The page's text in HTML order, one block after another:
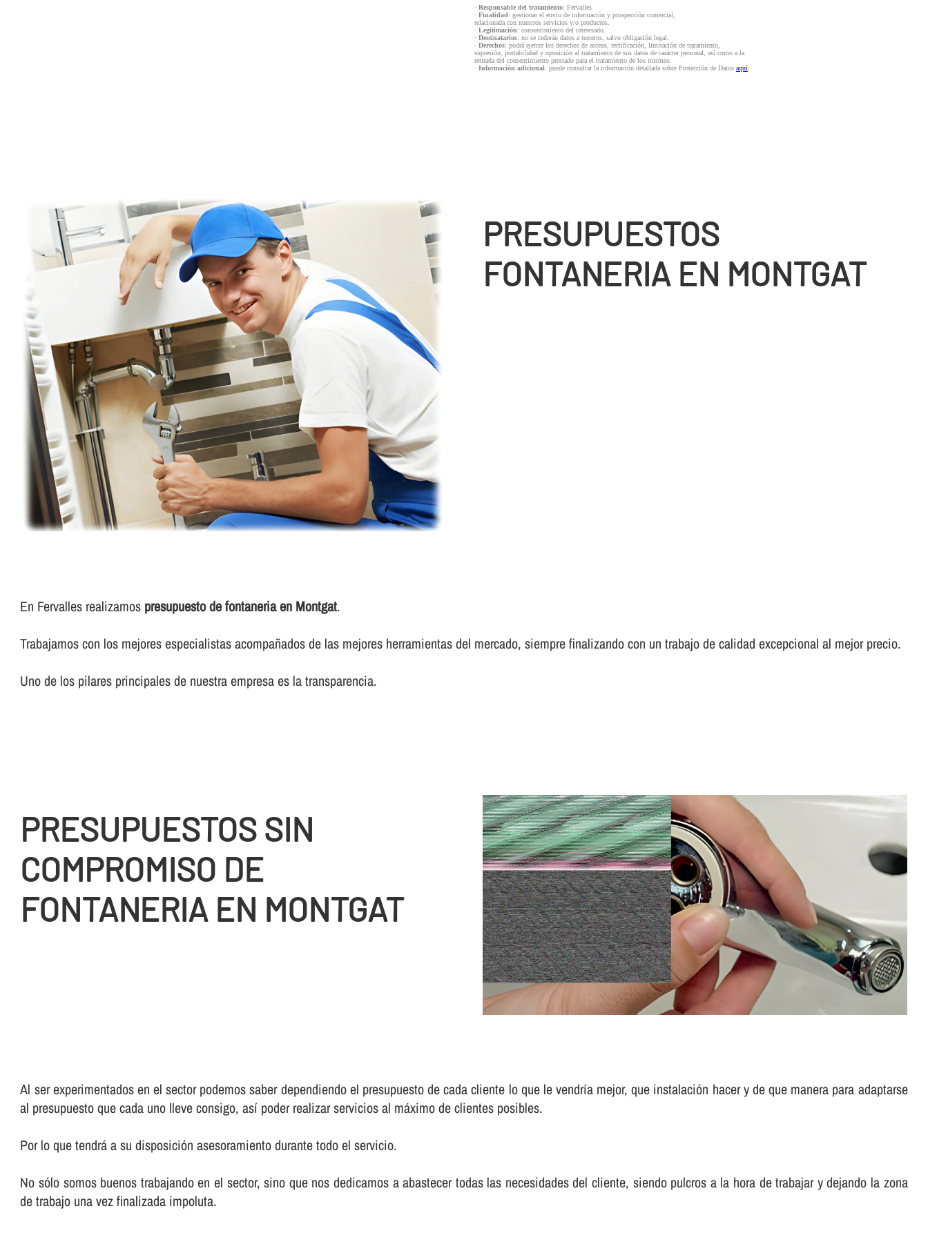
· Responsable del tratamiento: Fervalles
· Finalidad: gestionar el envío de información y prospección comercial,
relacionada con nuestros servicios y/o productos.
· Legitimación: consentimiento del interesado.
· Destinatarios: no se cederán datos a terceros, salvo obligación legal.
· Derechos: podrá ejercer los derechos de acceso, rectificación, limitación de tratamiento,
supresión, portabilidad y oposición al tratamiento de sus datos de carácter personal, así como a la
retirada del consentimiento prestado para el tratamiento de los mismos.
· Información adicional: puede consultar la información detallada sobre Protección de Datos aquí.
PRESUPUESTOS
FONTANERIA EN MONTGAT
En Fervalles realizamos presupuesto de fontaneria en Montgat.
Trabajamos con los mejores especialistas acompañados de las mejores herramientas del mercado, siempre finalizando con un trabajo de calidad excepcional al mejor precio.
Uno de los pilares principales de nuestra empresa es la transparencia.
PRESUPUESTOS SIN
COMPROMISO DE
FONTANERIA EN MONTGAT
Al ser experimentados en el sector podemos saber dependiendo el presupuesto de cada cliente lo que le vendrí­a mejor, que instalación hacer y de que manera para adaptarse
al presupuesto que cada uno lleve consigo, así­ poder realizar servicios al máximo de clientes posibles.
Por lo que tendrá a su disposición asesoramiento durante todo el servicio.
No sólo somos buenos trabajando en el sector, sino que nos dedicamos a abastecer todas las necesidades del cliente, siendo pulcros a la hora de trabajar y dejando la zona
de trabajo una vez finalizada impoluta.